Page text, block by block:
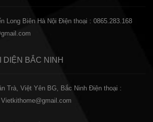
Long Biên Hà Nội Điện thoại : 0865.283.168
DIỆN BẮC NINH
Trà, Việt Yên BG, Bắc Ninh Điện thoại :